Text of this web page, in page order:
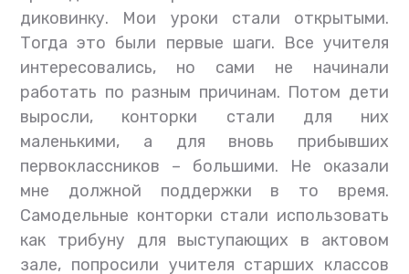
диковинку. Мои уроки стали открытыми.
Тогда это были первые шаги. Все учителя
интересовались, но сами не начинали
работать по разным причинам. Потом дети
выросли, конторки стали для них
маленькими, а для вновь прибывших
первоклассников – большими. Не оказали
мне должной поддержки в то время.
Самодельные конторки стали использовать
как трибуну для выступающих в актовом
зале, попросили учителя старших классов